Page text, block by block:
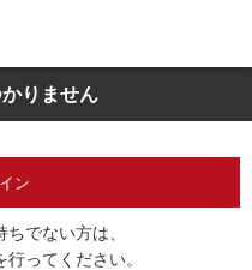
りません
ン
でない方は、
行ってください。